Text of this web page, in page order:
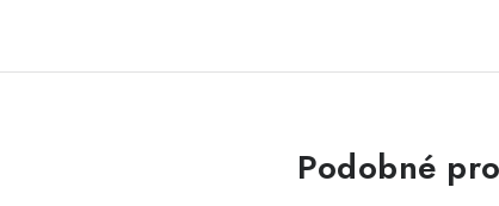
Podobné